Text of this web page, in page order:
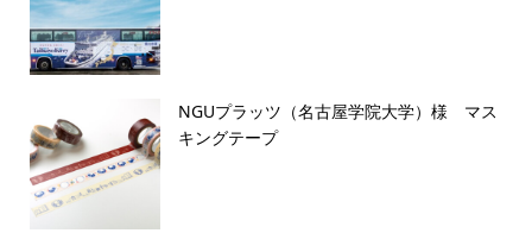
NGUプラッツ（名古屋学院大学）様 マス
キングテープ